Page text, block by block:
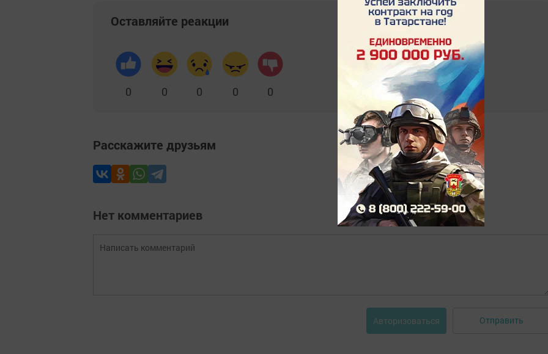
Оставляйте реакции
0 0 0 0 0
Расскажите друзьям
Нет комментариев
Авторизоваться Отправить